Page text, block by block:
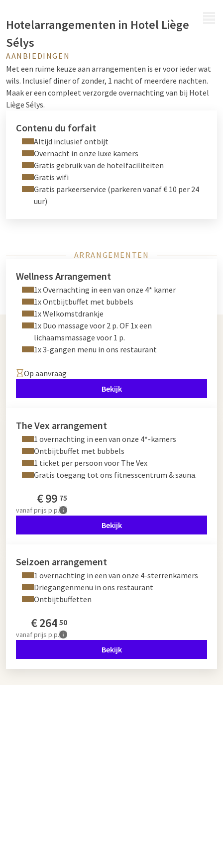
Hotelarrangementen in Hotel Liège
Sélys
AANBIEDINGEN
Met een ruime keuze aan arrangementen is er voor ieder wat
wils. Inclusief diner of zonder, 1 nacht of meerdere nachten.
Maak er een compleet verzorgde overnachting van bij Hotel
Liège Sélys.
Contenu du forfait
Altijd inclusief ontbijt
Overnacht in onze luxe kamers
Gratis gebruik van de hotelfaciliteiten
Gratis wifi
Gratis parkeerservice (parkeren vanaf € 10 per 24
uur)
ARRANGEMENTEN
Wellness Arrangement
1x Overnachting in een van onze 4* kamer
1x Ontbijtbuffet met bubbels
1x Welkomstdrankje
1x Duo massage voor 2 p. OF 1x een
lichaamsmassage voor 1 p.
1x 3-gangen menu in ons restaurant
Op aanvraag
Bekijk
The Vex arrangement
1 overnachting in een van onze 4*-kamers
Ontbijtbuffet met bubbels
1 ticket per persoon voor The Vex
Gratis toegang tot ons fitnesscentrum & sauna.
€99 75
vanafprijs p.p.
Bekijk
Seizoen arrangement
1 overnachting in een van onze 4-sterrenkamers
Driegangenmenu in ons restaurant
Ontbijtbuffetten
€264 50
vanafprijs p.p.
Bekijk